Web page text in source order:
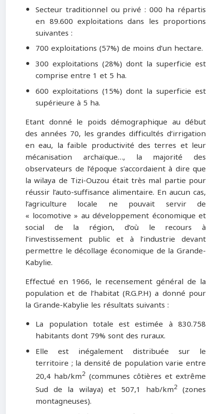
Secteur traditionnel ou privé : 000 ha répartis
en 89.600 exploitations dans les proportions
suivantes :
700 exploitations (57%) de moins d’un hectare.
300 exploitations (28%) dont la superficie est
comprise entre 1 et 5 ha.
600 exploitations (15%) dont la superficie est
supérieure à 5 ha.
Etant donné le poids démographique au début
des années 70, les grandes difficultés d’irrigation
en eau, la faible productivité des terres et leur
mécanisation archaïque…, la majorité des
observateurs de l’époque s’accordaient à dire que
la wilaya de Tizi-Ouzou était très mal partie pour
réussir l’auto-suffisance alimentaire. En aucun cas,
l’agriculture locale ne pouvait servir de
« locomotive » au développement économique et
social de la région, d’où le recours à
l’investissement public et à l’industrie devant
permettre le décollage économique de la Grande-
Kabylie.
Effectué en 1966, le recensement général de la
population et de l’habitat (R.G.P.H) a donné pour
la Grande-Kabylie les résultats suivants :
La population totale est estimée à 830.758
habitants dont 79% sont des ruraux.
Elle est inégalement distribuée sur le
territoire ; la densité de population varie entre
20,4 hab/km2 (communes côtières et extrême
Sud de la wilaya) et 507,1 hab/km2(zones
montagneuses).